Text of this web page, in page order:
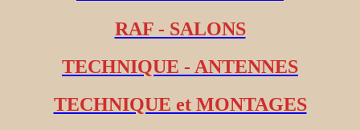
RAF - SALONS
TECHNIQUE - ANTENNES
TECHNIQUE et MONTAGES